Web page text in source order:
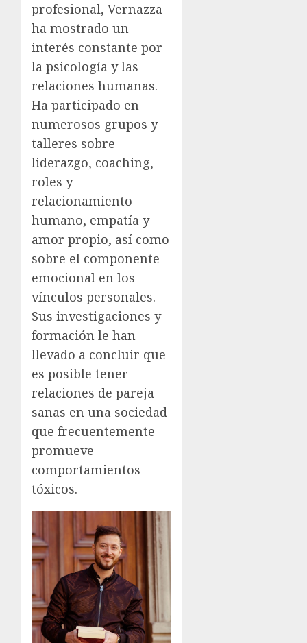
profesional, Vernazza
ha mostrado un
interés constante por
la psicología y las
relaciones humanas.
Ha participado en
numerosos grupos y
talleres sobre
liderazgo, coaching,
roles y
relacionamiento
humano, empatía y
amor propio, así como
sobre el componente
emocional en los
vínculos personales.
Sus investigaciones y
formación le han
llevado a concluir que
es posible tener
relaciones de pareja
sanas en una sociedad
que frecuentemente
promueve
comportamientos
tóxicos.